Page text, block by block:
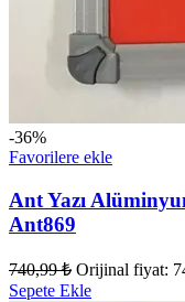
-36%
Favorilere ekle
Ant Yazı
Ant869
740,99₺ Orijinal fiyat:
Sepete Ekle